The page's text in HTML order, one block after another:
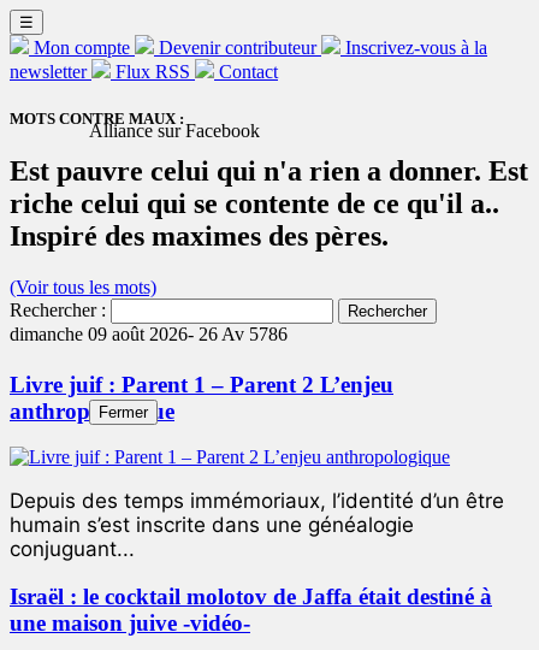
☰
Mon compte Devenir contributeur
Inscrivez-vous à la
newsletter
Flux RSS Contact
MOTS CONTRE MAUX :
Est pauvre celui qui n'a rien a donner. Est
riche celui qui se contente de ce qu'il a..
Inspiré des maximes des pères.
(Voir tous les mots)
Rechercher :
dimanche 09 août 2026- 26 Av 5786
Livre juif : Parent 1 – Parent 2 L’enjeu
anthropologique
Depuis des temps immémoriaux, l’identité d’un être
humain s’est inscrite dans une généalogie
conjuguant...
Israël : le cocktail molotov de Jaffa était destiné à
une maison juive -vidéo-
Alliance sur Facebook
Fermer